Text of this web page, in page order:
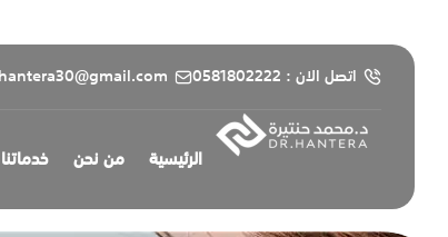
اتصل الان : 0581802222
الرئيسية من نحن خدماتنا